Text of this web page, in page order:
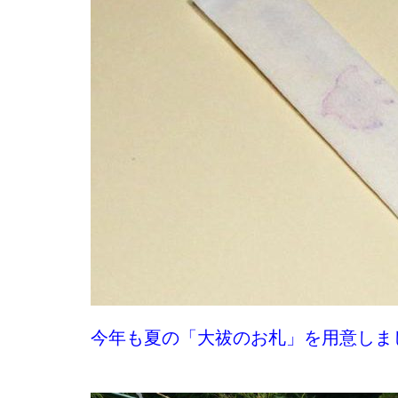
今年も夏の「大祓のお札」を用意しま